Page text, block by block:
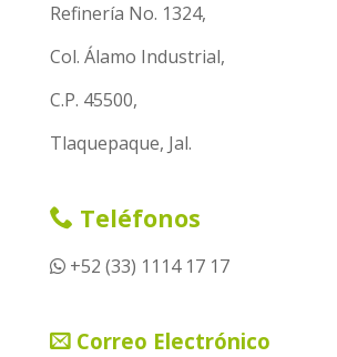
Refinería No. 1324,
Col. Álamo Industrial,
C.P. 45500,
Tlaquepaque, Jal.
Teléfonos
+52 (33) 1114 17 17
Correo Electrónico